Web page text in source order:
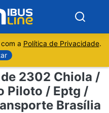
a Política de Privacidade.
2302 Chiola /
Piloto / Eptg /
Brasília